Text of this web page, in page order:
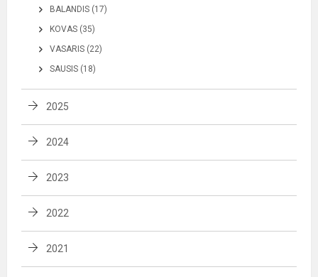
BALANDIS (17)
KOVAS (35)
VASARIS (22)
SAUSIS (18)
2025
2024
2023
2022
2021